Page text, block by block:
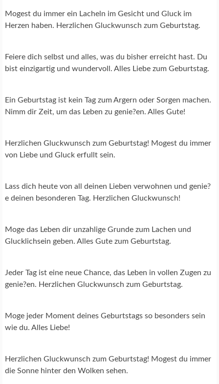
Mogest du immer ein Lacheln im Gesicht und Gluck im
Herzen haben. Herzlichen Gluckwunsch zum Geburtstag.
Feiere dich selbst und alles, was du bisher erreicht hast. Du
bist einzigartig und wundervoll. Alles Liebe zum Geburtstag.
Ein Geburtstag ist kein Tag zum Argern oder Sorgen machen.
Nimm dir Zeit, um das Leben zu genie?en. Alles Gute!
Herzlichen Gluckwunsch zum Geburtstag! Mogest du immer
von Liebe und Gluck erfullt sein.
Lass dich heute von all deinen Lieben verwohnen und genie?
e deinen besonderen Tag. Herzlichen Gluckwunsch!
Moge das Leben dir unzahlige Grunde zum Lachen und
Glucklichsein geben. Alles Gute zum Geburtstag.
Jeder Tag ist eine neue Chance, das Leben in vollen Zugen zu
genie?en. Herzlichen Gluckwunsch zum Geburtstag.
Moge jeder Moment deines Geburtstags so besonders sein
wie du. Alles Liebe!
Herzlichen Gluckwunsch zum Geburtstag! Mogest du immer
die Sonne hinter den Wolken sehen.